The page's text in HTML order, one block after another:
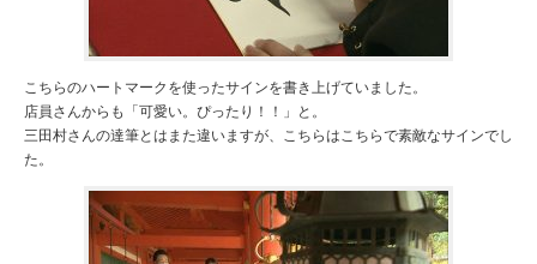
こちらのハートマークを使ったサインを書き上げていました。
店員さんからも「可愛い。ぴったり！！」と。
三田村さんの達筆とはまた違いますが、こちらはこちらで素敵なサインでし
た。